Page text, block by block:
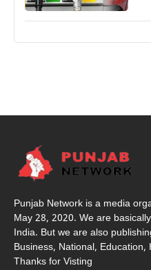
Punjab Network is a media
May 28, 2020. We are
India. But we are also
Business, National, Education,
Thanks for Visting